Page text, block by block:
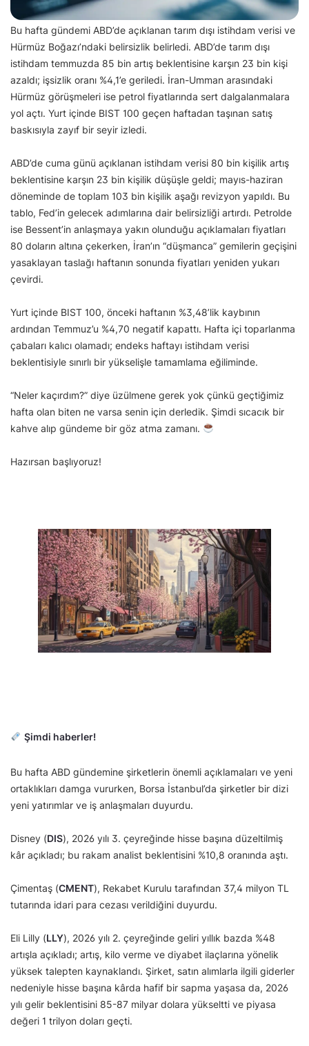
Bu hafta gündemi ABD’de açıklanan tarım dışı istihdam verisi ve
Hürmüz Boğazı’ndaki belirsizlik belirledi. ABD’de tarım dışı
istihdam temmuzda 85 bin artış beklentisine karşın 23 bin kişi
azaldı; işsizlik oranı %4,1’e geriledi. İran-Umman arasındaki
Hürmüz görüşmeleri ise petrol fiyatlarında sert dalgalanmalara
yol açtı. Yurt içinde BIST 100 geçen haftadan taşınan satış
baskısıyla zayıf bir seyir izledi.
ABD’de cuma günü açıklanan istihdam verisi 80 bin kişilik artış
beklentisine karşın 23 bin kişilik düşüşle geldi; mayıs-haziran
döneminde de toplam 103 bin kişilik aşağı revizyon yapıldı. Bu
tablo, Fed’in gelecek adımlarına dair belirsizliği artırdı. Petrolde
ise Bessent’in anlaşmaya yakın olunduğu açıklamaları fiyatları
80 doların altına çekerken, İran’ın “düşmanca” gemilerin geçişini
yasaklayan taslağı haftanın sonunda fiyatları yeniden yukarı
çevirdi.
Yurt içinde BIST 100, önceki haftanın %3,48’lik kaybının
ardından Temmuz’u %4,70 negatif kapattı. Hafta içi toparlanma
çabaları kalıcı olamadı; endeks haftayı istihdam verisi
beklentisiyle sınırlı bir yükselişle tamamlama eğiliminde.
“Neler kaçırdım?” diye üzülmene gerek yok çünkü geçtiğimiz
hafta olan biten ne varsa senin için derledik. Şimdi sıcacık bir
kahve alıp gündeme bir göz atma zamanı.
Hazırsan başlıyoruz!
Şimdi haberler!
Bu hafta ABD gündemine şirketlerin önemli açıklamaları ve yeni
ortaklıkları damga vururken, Borsa İstanbul’da şirketler bir dizi
yeni yatırımlar ve iş anlaşmaları duyurdu.
Disney (DIS), 2026 yılı 3. çeyreğinde hisse başına düzeltilmiş
kâr açıkladı; bu rakam analist beklentisini %10,8 oranında aştı.
Çimentaş (CMENT), Rekabet Kurulu tarafından 37,4 milyon TL
tutarında idari para cezası verildiğini duyurdu.
Eli Lilly (LLY), 2026 yılı 2. çeyreğinde geliri yıllık bazda %48
artışla açıkladı; artış, kilo verme ve diyabet ilaçlarına yönelik
yüksek talepten kaynaklandı. Şirket, satın alımlarla ilgili giderler
nedeniyle hisse başına kârda hafif bir sapma yaşasa da, 2026
yılı gelir beklentisini 85-87 milyar dolara yükseltti ve piyasa
değeri 1 trilyon doları geçti.